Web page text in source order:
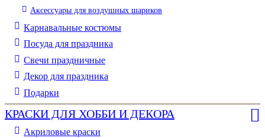
Аксессуары для воздушных шариков
Карнавальные костюмы
Посуда для праздника
Свечи праздничные
Декор для праздника
Подарки
КРАСКИ ДЛЯ ХОББИ И ДЕКОРА
Акриловые краски